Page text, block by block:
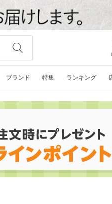
ブランド 特集 ランキング